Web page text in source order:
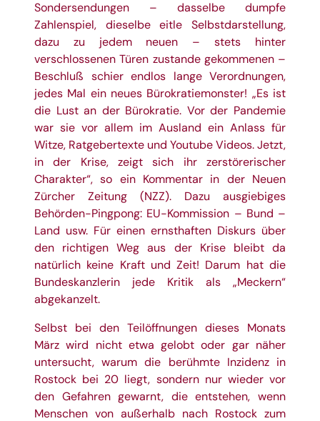
Sondersendungen – dasselbe dumpfe
Zahlenspiel, dieselbe eitle Selbstdarstellung,
dazu zu jedem neuen – stets hinter
verschlossenen Türen zustande gekommenen –
Beschluß schier endlos lange Verordnungen,
jedes Mal ein neues Bürokratiemonster! „Es ist
die Lust an der Bürokratie. Vor der Pandemie
war sie vor allem im Ausland ein Anlass für
Witze, Ratgebertexte und Youtube Videos. Jetzt,
in der Krise, zeigt sich ihr zerstörerischer
Charakter“, so ein Kommentar in der Neuen
Zürcher Zeitung (NZZ). Dazu ausgiebiges
Behörden-Pingpong: EU-Kommission – Bund –
Land usw. Für einen ernsthaften Diskurs über
den richtigen Weg aus der Krise bleibt da
natürlich keine Kraft und Zeit! Darum hat die
Bundeskanzlerin jede Kritik als „Meckern“
abgekanzelt.
Selbst bei den Teilöffnungen dieses Monats
März wird nicht etwa gelobt oder gar näher
untersucht, warum die berühmte Inzidenz in
Rostock bei 20 liegt, sondern nur wieder vor
den Gefahren gewarnt, die entstehen, wenn
Menschen von außerhalb nach Rostock zum